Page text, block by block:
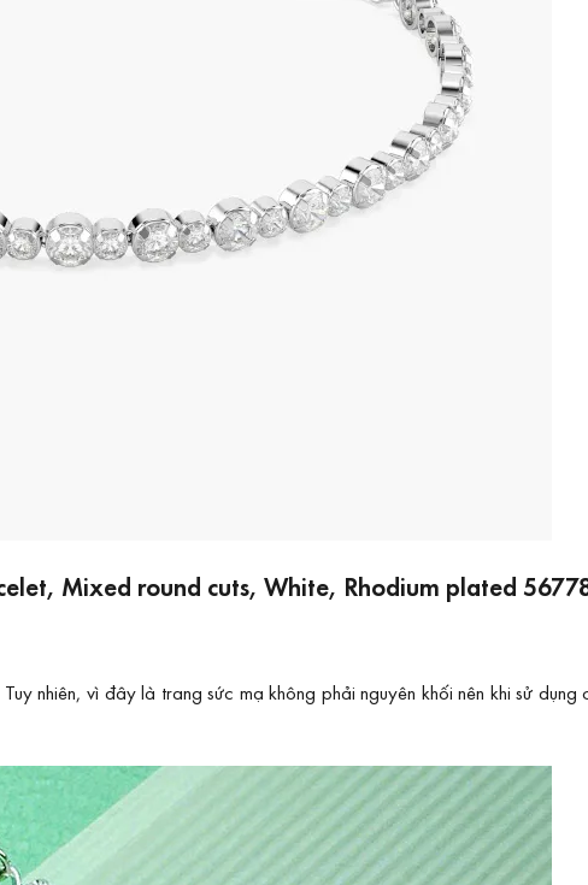
Mixed round cuts, White, Rhodium plated
nhiên, vì đây là trang sức mạ không phải nguyên khối nên khi sử dụng